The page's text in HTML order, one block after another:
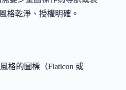
格乾淨、授權明確。
格的圖標（Flaticon 或